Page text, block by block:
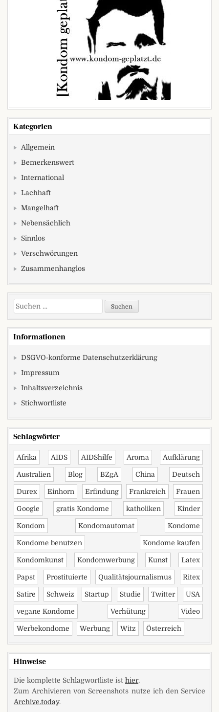
Kategorien
Allgemein
Bemerkenswert
International
Lachhaft
Mangelhaft
Nebensächlich
Sinnlos
Verschwörungen
Zusammenhanglos
Suchen nach:
Informationen
DSGVO-konforme Datenschutzerklärung
Impressum
Inhaltsverzeichnis
Stichwortliste
Schlagwörter
Afrika AIDS AIDShilfe Aroma Aufklärung
Australien Blog BZgA China Deutsch
Durex Einhorn Erfindung Frankreich Frauen
Google gratis Kondome katholiken Kinder
Kondom Kondomautomat Kondome
Kondome benutzen Kondome kaufen
Kondomkunst Kondomwerbung Kunst Latex
Papst Prostituierte Qualitätsjournalismus Ritex
Satire Schweiz Startup Studie Twitter USA
vegane Kondome Verhütung Video
Werbekondome Werbung Witz Österreich
Hinweise
Die komplette Schlagwortliste ist hier.
Zum Archivieren von Screenshots nutze ich den Service
Archive.today.